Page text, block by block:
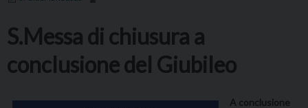
S.Messa di chiusura a
conclusione del Giubileo
A conclusione